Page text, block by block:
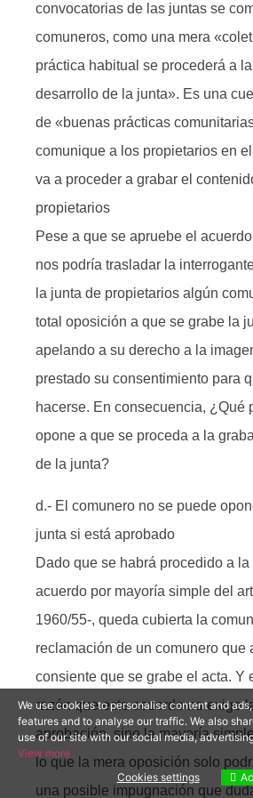
convocatorias de las juntas se
comuneros, como una mera
práctica habitual se procederá a
desarrollo de la junta». Es una
de «buenas prácticas
comunique a los propietarios en
va a proceder a grabar el
propietarios
Pese a que se apruebe el
nos podría trasladar la
la junta de propietarios algún
total oposición a que se grabe la
apelando a su derecho a la
prestado su consentimiento para
hacerse. En consecuencia, ¿Qué
opone a que se proceda a la
de la junta?
d.- El comunero no se puede
junta si está aprobado
Dado que se habrá procedido a la
acuerdo por mayoría simple del
1960/55-, queda cubierta la
reclamación de un comunero que
consiente que se grabe el acta. Y
razón que este acuerdo no exige
aprobación, sino la mayoría
lo que la mera oposición solo
una posible impugnación que
We use cookies to personalise content and
features and to analyse our traffic. We also
use of our site with our social media,
View more
Cookies settings